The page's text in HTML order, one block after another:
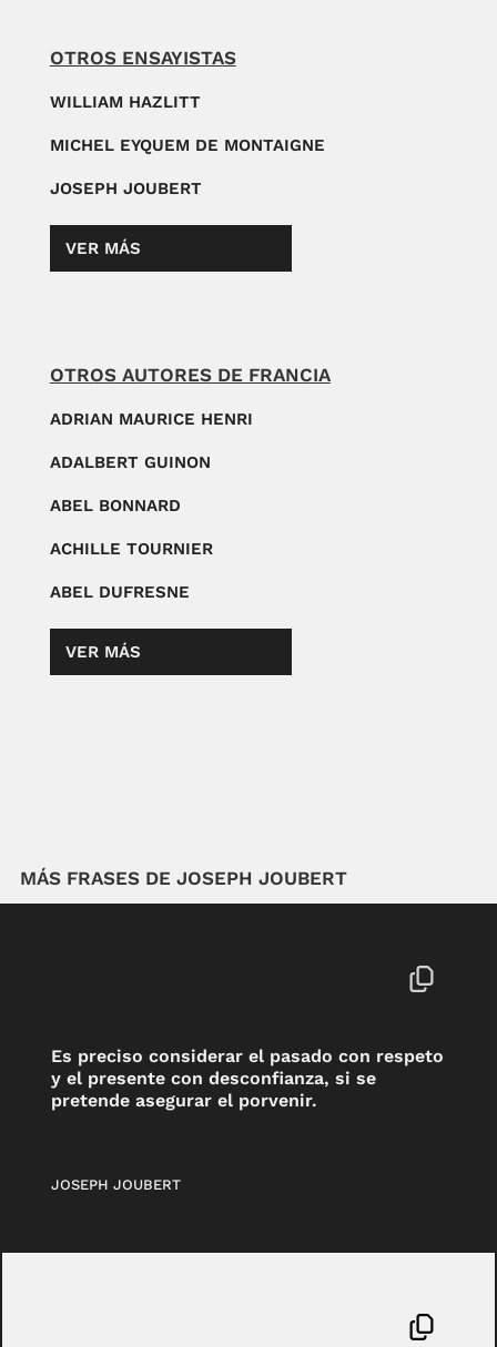
OTROS ENSAYISTAS
WILLIAM HAZLITT
MICHEL EYQUEM DE MONTAIGNE
JOSEPH JOUBERT
VER MÁS
OTROS AUTORES DE FRANCIA
ADRIAN MAURICE HENRI
ADALBERT GUINON
ABEL BONNARD
ACHILLE TOURNIER
ABEL DUFRESNE
VER MÁS
MÁS FRASES DE JOSEPH JOUBERT
Es preciso considerar el pasado con respeto
y el presente con desconfianza, si se
pretende asegurar el porvenir.
JOSEPH JOUBERT